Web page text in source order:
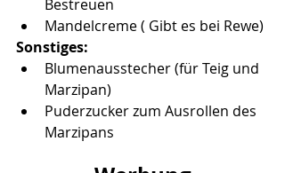
Bestreuen
Mandelcreme ( Gibt es bei Rewe)
Sonstiges:
Blumenausstecher (für Teig und
Marzipan)
Puderzucker zum Ausrollen des
Marzipans